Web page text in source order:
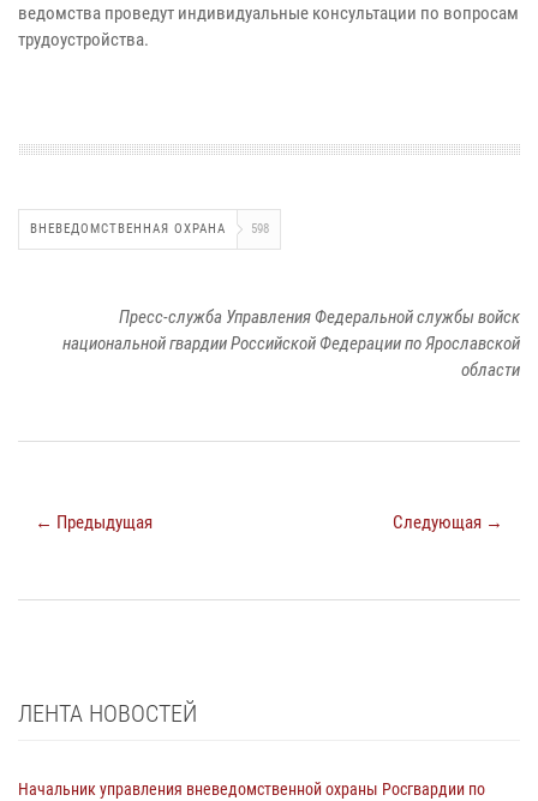
ведомства проведут индивидуальные консультации по вопросам
трудоустройства.
ВНЕВЕДОМСТВЕННАЯ ОХРАНА 598
Пресс-служба Управления Федеральной службы войск
национальной гвардии Российской Федерации по Ярославской
области
← Предыдущая Следующая →
ЛЕНТА НОВОСТЕЙ
Начальник управления вневедомственной охраны Росгвардии по